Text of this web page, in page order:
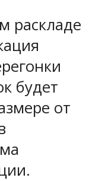
раскладе
будет
от